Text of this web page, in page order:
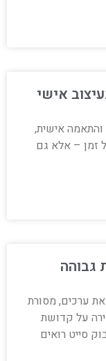
אישי
והתאמה אישית,
זמן – אלא גם
גבוהה
ערכים, מסורת
על קדושת
סייט רואים